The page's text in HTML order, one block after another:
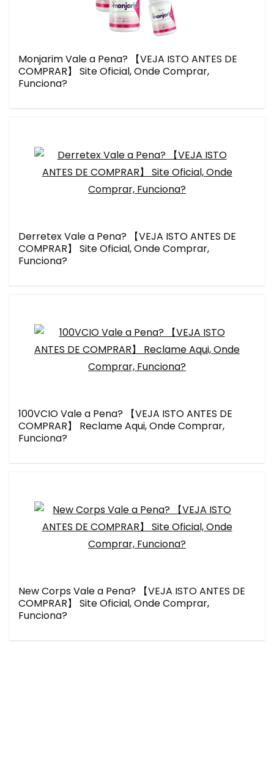
Monjarim Vale a Pena? 【VEJA ISTO ANTES DE
COMPRAR】 Site Oficial, Onde Comprar,
Funciona?
Derretex Vale a Pena? 【VEJA ISTO ANTES DE
COMPRAR】 Site Oficial, Onde Comprar,
Funciona?
100VCIO Vale a Pena? 【VEJA ISTO ANTES DE
COMPRAR】 Reclame Aqui, Onde Comprar,
Funciona?
New Corps Vale a Pena? 【VEJA ISTO ANTES DE
COMPRAR】 Site Oficial, Onde Comprar,
Funciona?